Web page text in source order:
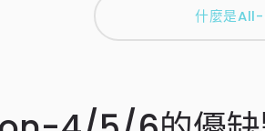
什麼是